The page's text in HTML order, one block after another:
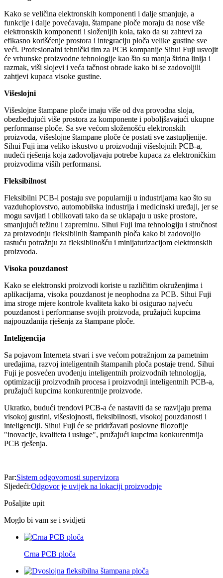
Kako se veličina elektronskih komponenti i dalje smanjuje, a
funkcije i dalje povećavaju, štampane ploče moraju da nose više
elektronskih komponenti i složenijih kola, tako da su zahtevi za
efikasno korišćenje prostora i integraciju ploča velike gustine sve
veći. Profesionalni tehnički tim za PCB kompanije Sihui Fuji usvojit
će vrhunske proizvodne tehnologije kao što su manja širina linija i
razmak, viši slojevi i veća tačnost obrade kako bi se zadovoljili
zahtjevi kupaca visoke gustine.
Višeslojni
Višeslojne štampane ploče imaju više od dva provodna sloja,
obezbeđujući više prostora za komponente i poboljšavajući ukupne
performanse ploče. Sa sve većom složenošću elektronskih
proizvoda, višeslojne štampane ploče će postati sve zastupljenije.
Sihui Fuji ima veliko iskustvo u proizvodnji višeslojnih PCB-a,
nudeći rješenja koja zadovoljavaju potrebe kupaca za elektroničkim
proizvodima viših performansi.
Fleksibilnost
Fleksibilni PCB-i postaju sve popularniji u industrijama kao što su
vazduhoplovstvo, automobilska industrija i medicinski uređaji, jer se
mogu savijati i oblikovati tako da se uklapaju u uske prostore,
smanjujući težinu i zapreminu. Sihui Fuji ima tehnologiju i stručnost
za proizvodnju fleksibilnih štampanih ploča kako bi zadovoljio
rastuću potražnju za fleksibilnošću i minijaturizacijom elektronskih
proizvoda.
Visoka pouzdanost
Kako se elektronski proizvodi koriste u različitim okruženjima i
aplikacijama, visoka pouzdanost je neophodna za PCB. Sihui Fuji
ima stroge mjere kontrole kvaliteta kako bi osigurao najveću
pouzdanost i performanse svojih proizvoda, pružajući kupcima
najpouzdanija rješenja za štampane ploče.
Inteligencija
Sa pojavom Interneta stvari i sve većom potražnjom za pametnim
uređajima, razvoj inteligentnih štampanih ploča postaje trend. Sihui
Fuji je posvećen uvođenju inteligentnih proizvodnih tehnologija,
optimizaciji proizvodnih procesa i proizvodnji inteligentnih PCB-a,
pružajući kupcima konkurentnije proizvode.
Ukratko, budući trendovi PCB-a će nastaviti da se razvijaju prema
visokoj gustini, višeslojnosti, fleksibilnosti, visokoj pouzdanosti i
inteligenciji. Sihui Fuji će se pridržavati poslovne filozofije
"inovacije, kvaliteta i usluge", pružajući kupcima konkurentnija
PCB rješenja.
Par:Sistem odgovornosti supervizora
Sljedeći:Odgovor je uvijek na lokaciji proizvodnje
Pošaljite upit
Moglo bi vam se i svidjeti
Crna PCB ploča